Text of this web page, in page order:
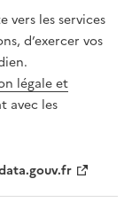
vers les services
d’exercer vos
légale et
avec les